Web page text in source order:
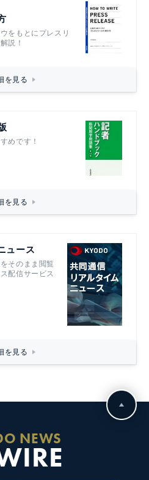
をもとにプレスリ
説！
を見る
めです！
を見る
ュース
そのまま閲覧
配信サービス
を見る
NEWS